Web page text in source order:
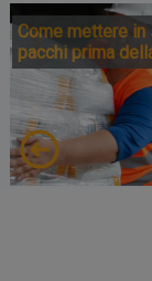
Come mettere in
pacchi prima